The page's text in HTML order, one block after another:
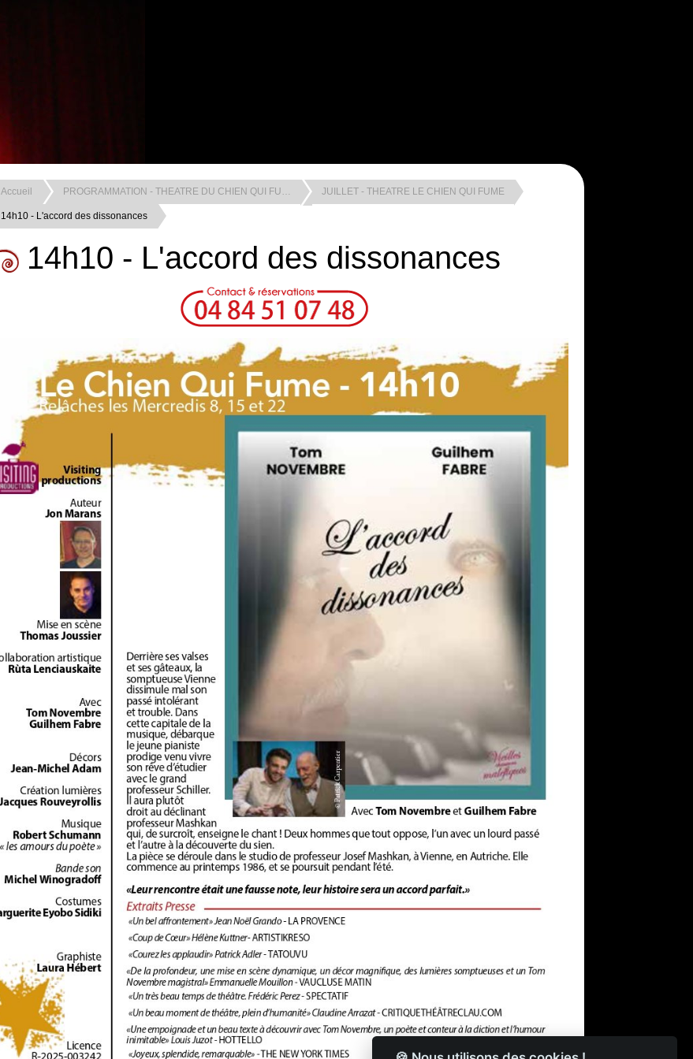
Accueil PROGRAMMATION - THEATRE DU CHIEN QUI FU… JUILLET - THEATRE LE CHIEN QUI FUME
14h10 - L'accord des dissonances
14h10 - L'accord des dissonances